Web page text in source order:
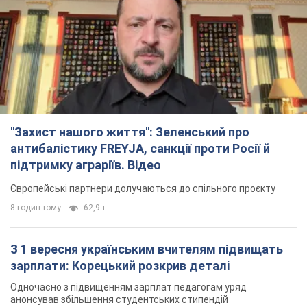
"Захист нашого життя": Зеленський про
антибалістику FREYJA, санкції проти Росії й
підтримку аграріїв. Відео
Європейські партнери долучаються до спільного проєкту
8 годин тому 62,9 т.
З 1 вересня українським вчителям підвищать
зарплати: Корецький розкрив деталі
Одночасно з підвищенням зарплат педагогам уряд
анонсував збільшення студентських стипендій